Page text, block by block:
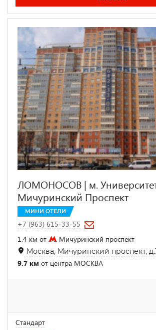
ЛОМОНОСОВ | м.
Мичуринский Проспект
МИНИ ОТЕЛИ
+7 (963) 615-33-55
1.4 км от
Мичуринский проспект
Москва, Мичуринский проспект,
9.7 км от центра МОСКВА
Стандарт